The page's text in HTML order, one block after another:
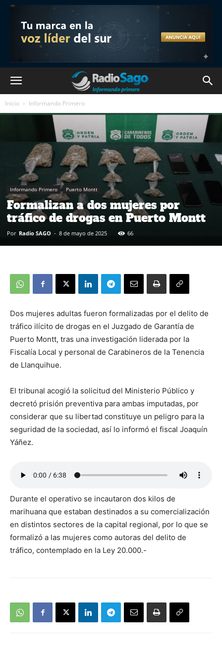
Inicio Informando Primero
Informando Primero Puerto Montt
Formalizan a dos mujeres por
tráfico de drogas en Puerto Montt
Por Radio SAGO - 8 de mayo de 2025 66
Dos mujeres adultas fueron formalizadas por el delito de
tráfico ilícito de drogas en el Juzgado de Garantía de
Puerto Montt, tras una investigación liderada por la
Fiscalía Local y personal de Carabineros de la Tenencia
de Llanquihue.
El tribunal acogió la solicitud del Ministerio Público y
decretó prisión preventiva para ambas imputadas, por
considerar que su libertad constituye un peligro para la
seguridad de la sociedad, así lo informó el fiscal Joaquín
Yáñez.
Durante el operativo se incautaron dos kilos de
marihuana que estaban destinados a su comercialización
en distintos sectores de la capital regional, por lo que se
formalizó a las mujeres como autoras del delito de
tráfico, contemplado en la Ley 20.000.-